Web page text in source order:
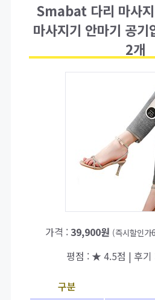
Smabat 다리 마사
마사지기 안마기 공
2개
가격 :39,900원 (즉시할인
평점 : ★ 4.5점 | 후기
구분